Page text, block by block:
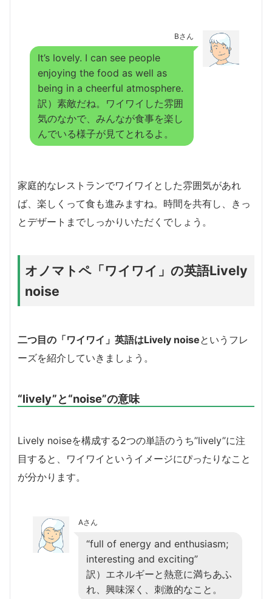
Bさん
It’s lovely. I can see people
enjoying the food as well as
being in a cheerful atmosphere.
訳）素敵だね。ワイワイした雰囲
気のなかで、みんなが食事を楽し
んでいる様子が見てとれるよ。
家庭的なレストランでワイワイとした雰囲気があれ
ば、楽しくって食も進みますね。時間を共有し、きっ
とデザートまでしっかりいただくでしょう。
オノマトペ「ワイワイ」の英語Lively
noise
二つ目の「ワイワイ」英語はLively noiseというフレ
ーズを紹介していきましょう。
“lively”と“noise”の意味
Lively noiseを構成する2つの単語のうち”lively”に注
目すると、ワイワイというイメージにぴったりなこと
が分かります。
Aさん
“full of energy and enthusiasm;
interesting and exciting”
訳）エネルギーと熱意に満ちあふ
れ、興味深く、刺激的なこと。